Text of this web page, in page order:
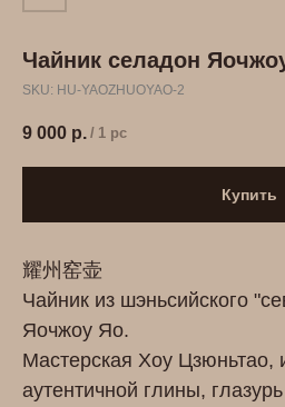
Чайник селадон
SKU: HU-YAOZHUOYAO-2
9 000 р. / 1 pc
Купить
耀州窑壶
Чайник из шэньсийского
Яочжоу Яо.
Мастерская Хоу Цзюньтао,
аутентичной глины,